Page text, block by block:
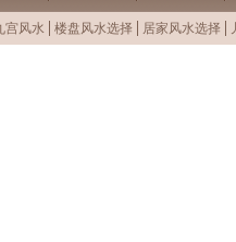
宫风水 楼盘风水选择 居家风水选择